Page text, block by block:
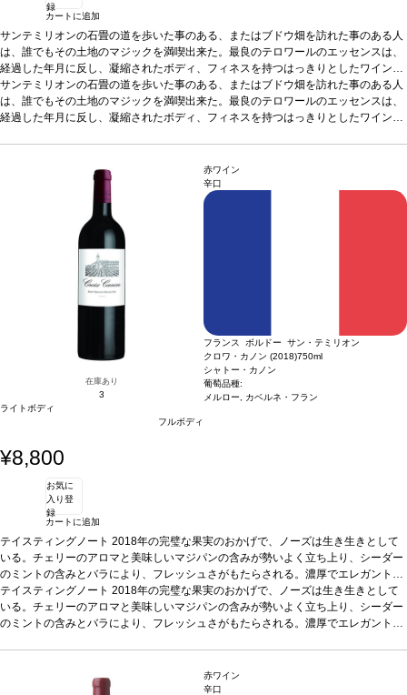
録
カートに追加
サンテミリオンの石畳の道を歩いた事のある、またはブドウ畑を訪れた事のある人
は、誰でもその土地のマジックを満喫出来た。最良のテロワールのエッセンスは、
経過した年月に反し、凝縮されたボディ、フィネスを持つはっきりとしたワインを
造り出す。 シャトー・カノンとローザン・セグラの所有者であるシャネルは、201
7年にシャトー・ベルリケを買収した。エステートはサンテミリオンの中心に位置
する宝である。シャトー・カノンのブドウ畑に完全に囲まれ、テロワールは台地に
し、急斜面そしてなだらかな斜面がドルドーニュ川へと続く。石灰岩台地によるワ
インの組成への影響は明らかで、格別できりっとしたエレガントなワインを造り出
すポテンシャルを持つ。 ベルリケの特徴であるテロワ—ルとはっきりとしたエレガ
ントなミネラル感のスタイルの間に起こるマジックは自然によるものである。現在
シャトー・カノンのチームが同様のケアと高い技術力でシャトー・ベルリケの管理
に取り組んでいる。 近隣にあるシャトー・カノンの区画での20年に及ぶ経験は疑
う余地のないしっかりとした礎となり、この複雑な作業を実行している。彼らのコ
ミットメントは2017年のヴィンテージから始まっている。
生き生きとしたリコリス、フルーツケーキ、焦げたシナモンの香りに包みこまれた
ラズベリーのフルーツゼリーが豊かに広がる。フィニッシュのほのかな花が素晴ら
葡萄品種 77% メルロー、23% カベルネ・フラン
サンテミリオンの石畳の道を歩いた事のある、またはブドウ畑を訪れた事のある人
は、誰でもその土地のマジックを満喫出来た。最良のテロワールのエッセンスは、
経過した年月に反し、凝縮されたボディ、フィネスを持つはっきりとしたワインを
する宝である。シャトー・カノンのブドウ畑に完全に囲まれ、テロワールは台地に
広がる。シャトー・カノンの歴史ある区画に沿って、メルロー、カベルネ・フラン
が植わっている10ヘクタールのブドウ畑はサンテミリオン丘の西の斜面を見下ろ
し、急斜面そしてなだらかな斜面がドルドーニュ川へと続く。石灰岩台地によるワ
インの組成への影響は明らかで、格別できりっとしたエレガントなワインを造り出
すポテンシャルを持つ。 ベルリケの特徴であるテロワ—ルとはっきりとしたエレガ
ントなミネラル感のスタイルの間に起こるマジックは自然によるものである。現在
シャトー・カノンのチームが同様のケアと高い技術力でシャトー・ベルリケの管理
に取り組んでいる。 近隣にあるシャトー・カノンの区画での20年に及ぶ経験は疑
う余地のないしっかりとした礎となり、この複雑な作業を実行している。彼らのコ
ミットメントは2017年のヴィンテージから始まっている。
テイスティングノート
生き生きとしたリコリス、フルーツケーキ、焦げたシナモンの香りに包みこまれた
ラズベリーのフルーツゼリーが豊かに広がる。フィニッシュのほのかな花が素晴ら
77% メルロー、23% カベルネ・フラン
在庫あり
3
ライトボディ
フルボディ
赤ワイン
辛口
フランス ボルドー サン・テミリオン
クロワ・カノン (2018)750ml
シャトー・カノン
葡萄品種:
メルロー, カベルネ・フラン
¥8,800
お気に
入り登
録
カートに追加
テイスティングノート 2018年の完璧な果実のおかげで、ノーズは生き生きとして
いる。チェリーのアロマと美味しいマジパンの含みが勢いよく立ち上り、シーダー
のミントの含みとバラにより、フレッシュさがもたらされる。濃厚でエレガントな
フルボディ、傑出したバランスは深みと素晴らしい密度を表す。味わいは幅広く、
洗練されたタンニンは滑らかで、タルトのようなピリッとした甘味も感じる。力強
さと優美さを備えている、見事な一本。葡萄品種65% メルロー、35% カベルネ・
テイスティングノート 2018年の完璧な果実のおかげで、ノーズは生き生きとして
いる。チェリーのアロマと美味しいマジパンの含みが勢いよく立ち上り、シーダー
のミントの含みとバラにより、フレッシュさがもたらされる。濃厚でエレガントな
葡萄品種
赤ワイン
辛口